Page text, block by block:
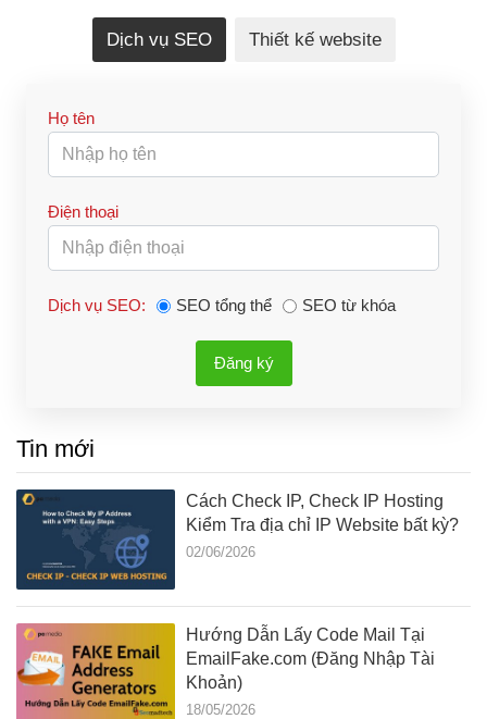
Dịch vụ SEO Thiết kế website
Họ tên
Điện thoại
Dịch vụ SEO: SEO tổng thể SEO từ khóa
Đăng ký
Tin mới
Cách Check IP, Check IP Hosting
Kiểm Tra địa chỉ IP Website bất kỳ?
02/06/2026
Hướng Dẫn Lấy Code Mail Tại
EmailFake.com (Đăng Nhập Tài
Khoản)
18/05/2026